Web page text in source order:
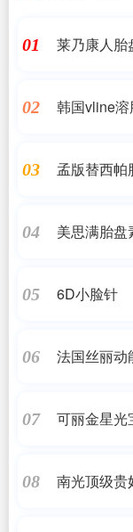
01 莱乃康人胎
02 韩国vline
03
孟版替西帕
04 美思满胎盘
05 6D小脸针
06 法国丝丽动
07 可丽金星光
08 南光顶级贵